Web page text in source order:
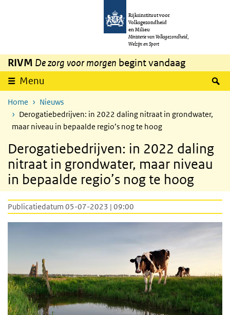
Overslaan en naar de inhoud gaan
Rijksinstituut voor
Volksgezondheid
en Milieu
Ministerie van Volksgezondheid,
Welzijn en Sport
RIVM De zorg voor morgen begint vandaag
Menu
Home
Nieuws
Derogatiebedrijven: in 2022 daling nitraat in grondwater,
maar niveau in bepaalde regio’s nog te hoog
Derogatiebedrijven: in 2022 daling
nitraat in grondwater, maar niveau
in bepaalde regio’s nog te hoog
Publicatiedatum 05-07-2023 | 09:00